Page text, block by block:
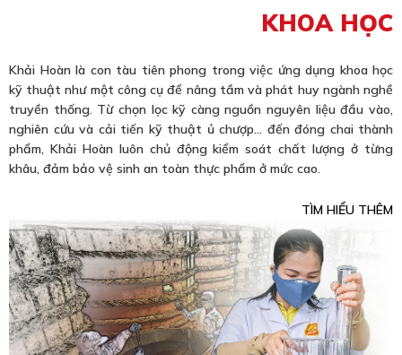
KHOA HỌC
Khải Hoàn là con tàu tiên phong trong việc ứng dụng khoa học
kỹ thuật như một công cụ để nâng tầm và phát huy ngành nghề
truyền thống. Từ chọn lọc kỹ càng nguồn nguyên liệu đầu vào,
nghiên cứu và cải tiến kỹ thuật ủ chượp… đến đóng chai thành
phẩm, Khải Hoàn luôn chủ động kiểm soát chất lượng ở từng
khâu, đảm bảo vệ sinh an toàn thực phẩm ở mức cao.
TÌM HIỂU THÊM